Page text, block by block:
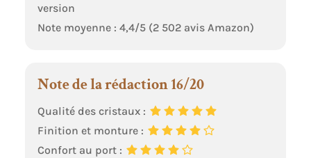
version
Note moyenne : 4,4/5 (2 502 avis Amazon)
Note de la rédaction 16/20
Qualité des cristaux :
Finition et monture :
Confort au port :